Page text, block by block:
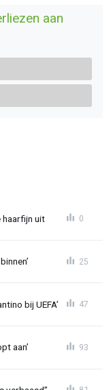
aan
haarfijn uit 0
25
bij UEFA’ 47
aan’ 93